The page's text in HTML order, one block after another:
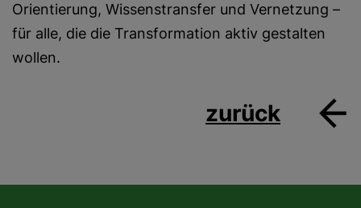
Orientierung, Wissenstransfer und Vernetzung –
für alle, die die Transformation aktiv gestalten
wollen.
zurück